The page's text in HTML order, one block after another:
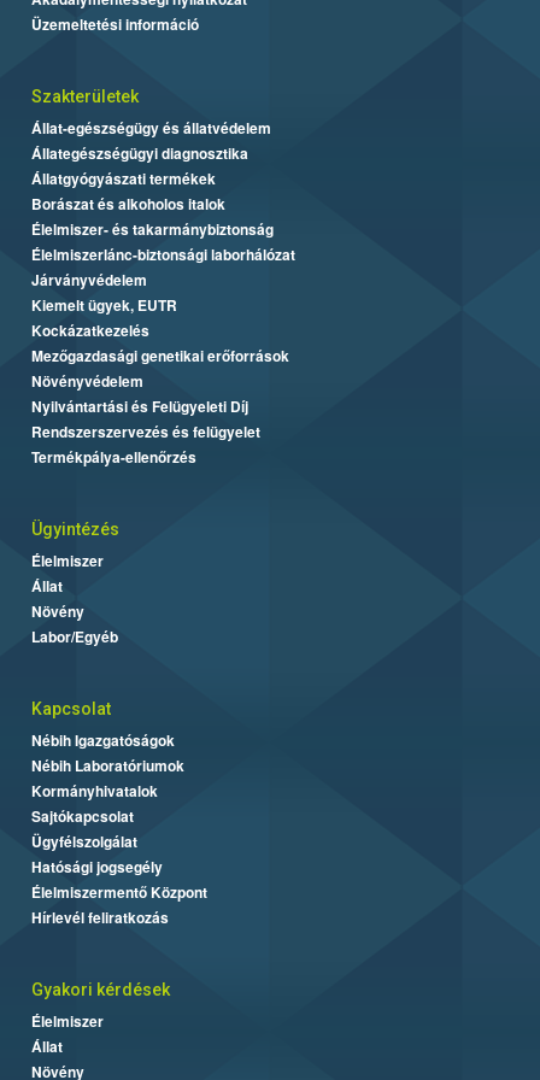
Üzemeltetési információ
Szakterületek
Állat-egészségügy és állatvédelem
Állategészségügyi diagnosztika
Állatgyógyászati termékek
Borászat és alkoholos italok
Élelmiszer- és takarmánybiztonság
Élelmiszerlánc-biztonsági laborhálózat
Járványvédelem
Kiemelt ügyek, EUTR
Kockázatkezelés
Mezőgazdasági genetikai erőforrások
Növényvédelem
Nyilvántartási és Felügyeleti Díj
Rendszerszervezés és felügyelet
Termékpálya-ellenőrzés
Ügyintézés
Élelmiszer
Állat
Növény
Labor/Egyéb
Kapcsolat
Nébih Igazgatóságok
Nébih Laboratóriumok
Kormányhivatalok
Sajtókapcsolat
Ügyfélszolgálat
Hatósági jogsegély
Élelmiszermentő Központ
Hírlevél feliratkozás
Gyakori kérdések
Élelmiszer
Állat
Növény